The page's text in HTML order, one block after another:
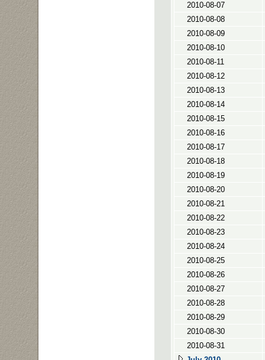
2010-08-07
2010-08-08
2010-08-09
2010-08-10
2010-08-11
2010-08-12
2010-08-13
2010-08-14
2010-08-15
2010-08-16
2010-08-17
2010-08-18
2010-08-19
2010-08-20
2010-08-21
2010-08-22
2010-08-23
2010-08-24
2010-08-25
2010-08-26
2010-08-27
2010-08-28
2010-08-29
2010-08-30
2010-08-31